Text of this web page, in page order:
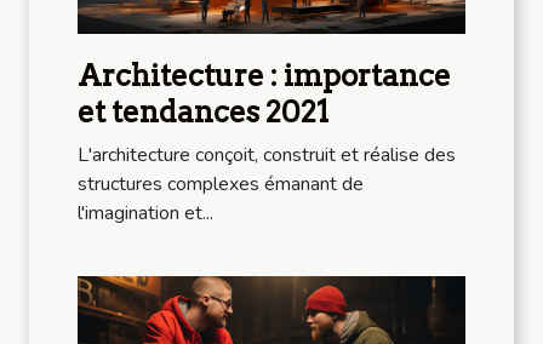
Architecture : importance
et tendances 2021
L'architecture conçoit, construit et réalise des
structures complexes émanant de
l'imagination et...